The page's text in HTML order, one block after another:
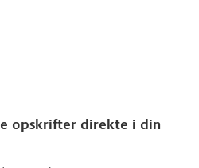
opskrifter direkte i din